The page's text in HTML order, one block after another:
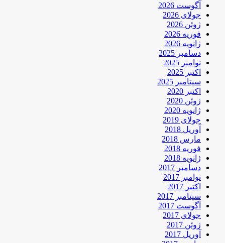
آگوست 2026
جولای 2026
ژوئن 2026
فوریه 2026
ژانویه 2026
دسامبر 2025
نوامبر 2025
اکتبر 2025
سپتامبر 2025
اکتبر 2020
ژوئن 2020
ژانویه 2020
جولای 2019
آوریل 2018
مارس 2018
فوریه 2018
ژانویه 2018
دسامبر 2017
نوامبر 2017
اکتبر 2017
سپتامبر 2017
آگوست 2017
جولای 2017
ژوئن 2017
آوریل 2017